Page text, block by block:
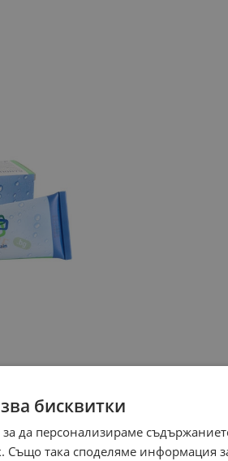
бисквитки
да персонализираме
така споделяме информация